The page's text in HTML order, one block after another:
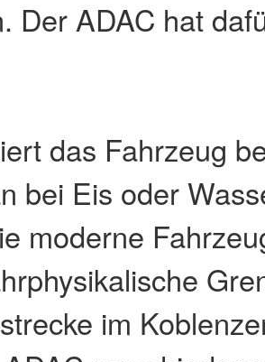
Der ADAC hat
das Fahrzeug
bei Eis oder
moderne
im